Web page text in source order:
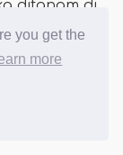
you get the
more
ditanam di
hama
10.